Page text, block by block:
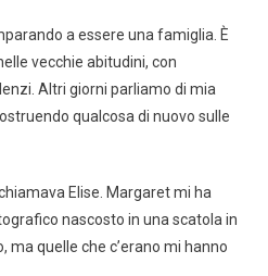
a essere una famiglia. È
vecchie abitudini, con
Altri giorni parliamo di mia
qualcosa di nuovo sulle
Elise. Margaret mi ha
nascosto in una scatola in
ma quelle che c’erano mi hanno